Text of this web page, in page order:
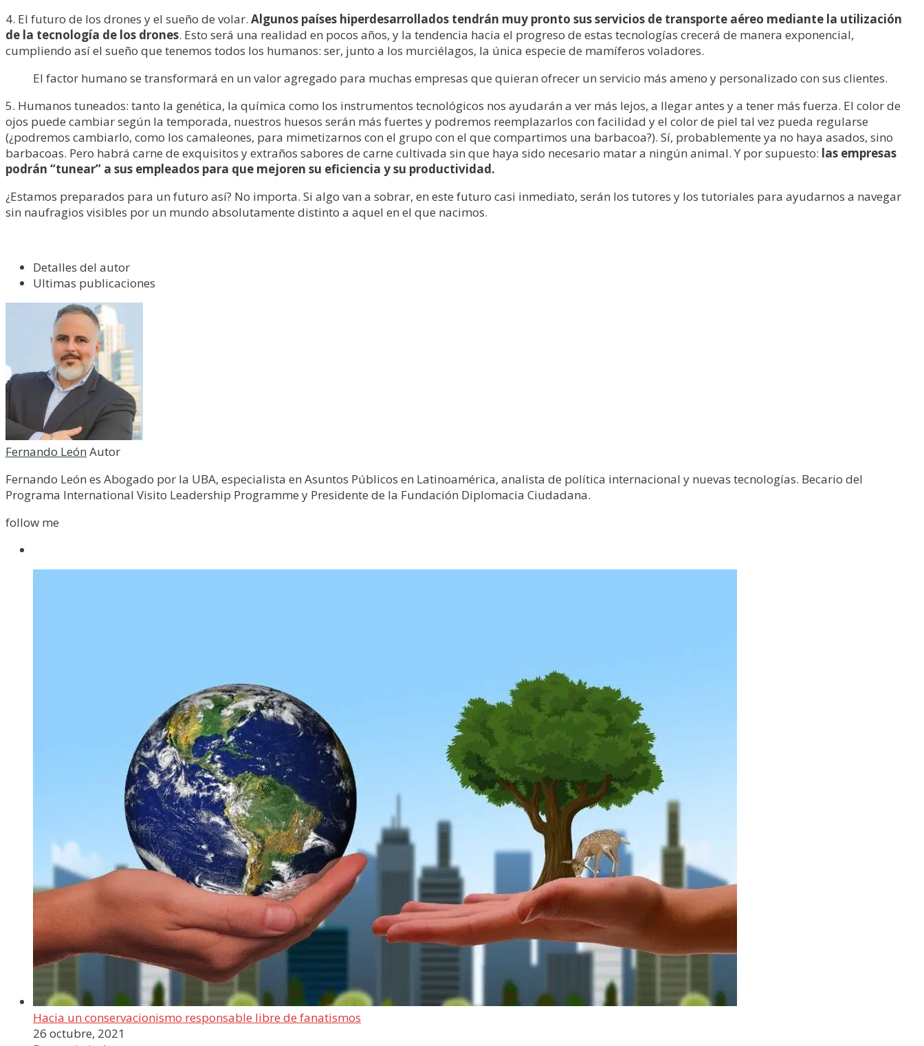
4. El futuro de los drones y el sueño de volar. Algunos países hiperdesarrollados tendrán muy pronto sus servicios de transporte aéreo mediante la utilización
de la tecnología de los drones. Esto será una realidad en pocos años, y la tendencia hacia el progreso de estas tecnologías crecerá de manera exponencial,
cumpliendo así el sueño que tenemos todos los humanos: ser, junto a los murciélagos, la única especie de mamíferos voladores.
El factor humano se transformará en un valor agregado para muchas empresas que quieran ofrecer un servicio más ameno y personalizado con sus clientes.
5. Humanos tuneados: tanto la genética, la química como los instrumentos tecnológicos nos ayudarán a ver más lejos, a llegar antes y a tener más fuerza. El color de
ojos puede cambiar según la temporada, nuestros huesos serán más fuertes y podremos reemplazarlos con facilidad y el color de piel tal vez pueda regularse
(¿podremos cambiarlo, como los camaleones, para mimetizarnos con el grupo con el que compartimos una barbacoa?). Sí, probablemente ya no haya asados, sino
barbacoas. Pero habrá carne de exquisitos y extraños sabores de carne cultivada sin que haya sido necesario matar a ningún animal. Y por supuesto: las empresas
podrán “tunear” a sus empleados para que mejoren su eficiencia y su productividad.
¿Estamos preparados para un futuro así? No importa. Si algo van a sobrar, en este futuro casi inmediato, serán los tutores y los tutoriales para ayudarnos a navegar
sin naufragios visibles por un mundo absolutamente distinto a aquel en el que nacimos.
Detalles del autor
Ultimas publicaciones
Fernando León Autor
Fernando León es Abogado por la UBA, especialista en Asuntos Públicos en Latinoamérica, analista de política internacional y nuevas tecnologías. Becario del
Programa International Visito Leadership Programme y Presidente de la Fundación Diplomacia Ciudadana.
follow me
Hacia un conservacionismo responsable libre de fanatismos
26 octubre, 2021